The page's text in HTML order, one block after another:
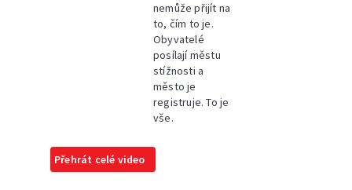
nemůže přijít na
to, čím to je.
Obyvatelé
posílají městu
stížnosti a
město je
registruje. To je
vše.
Přehrát celé video